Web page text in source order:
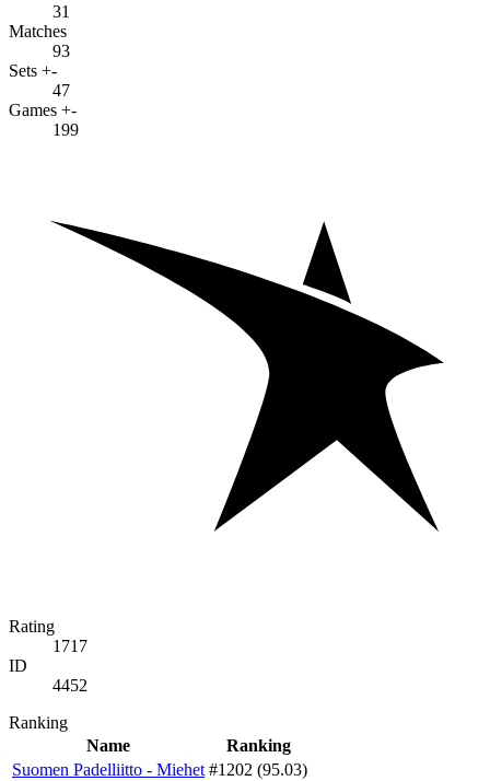
31
Matches
93
Sets +-
47
Games +-
199
Rating
1717
ID
4452
Ranking
Name
Ranking
Suomen Padelliitto - Miehet #1202 (95.03)